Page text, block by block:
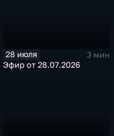
28 июля
3 мин
Эфир от 28.07.2026